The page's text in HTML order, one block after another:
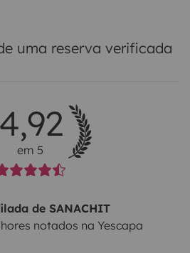
uma reserva verificada
4,92
em 5
de SANACHIT
notados na Yescapa